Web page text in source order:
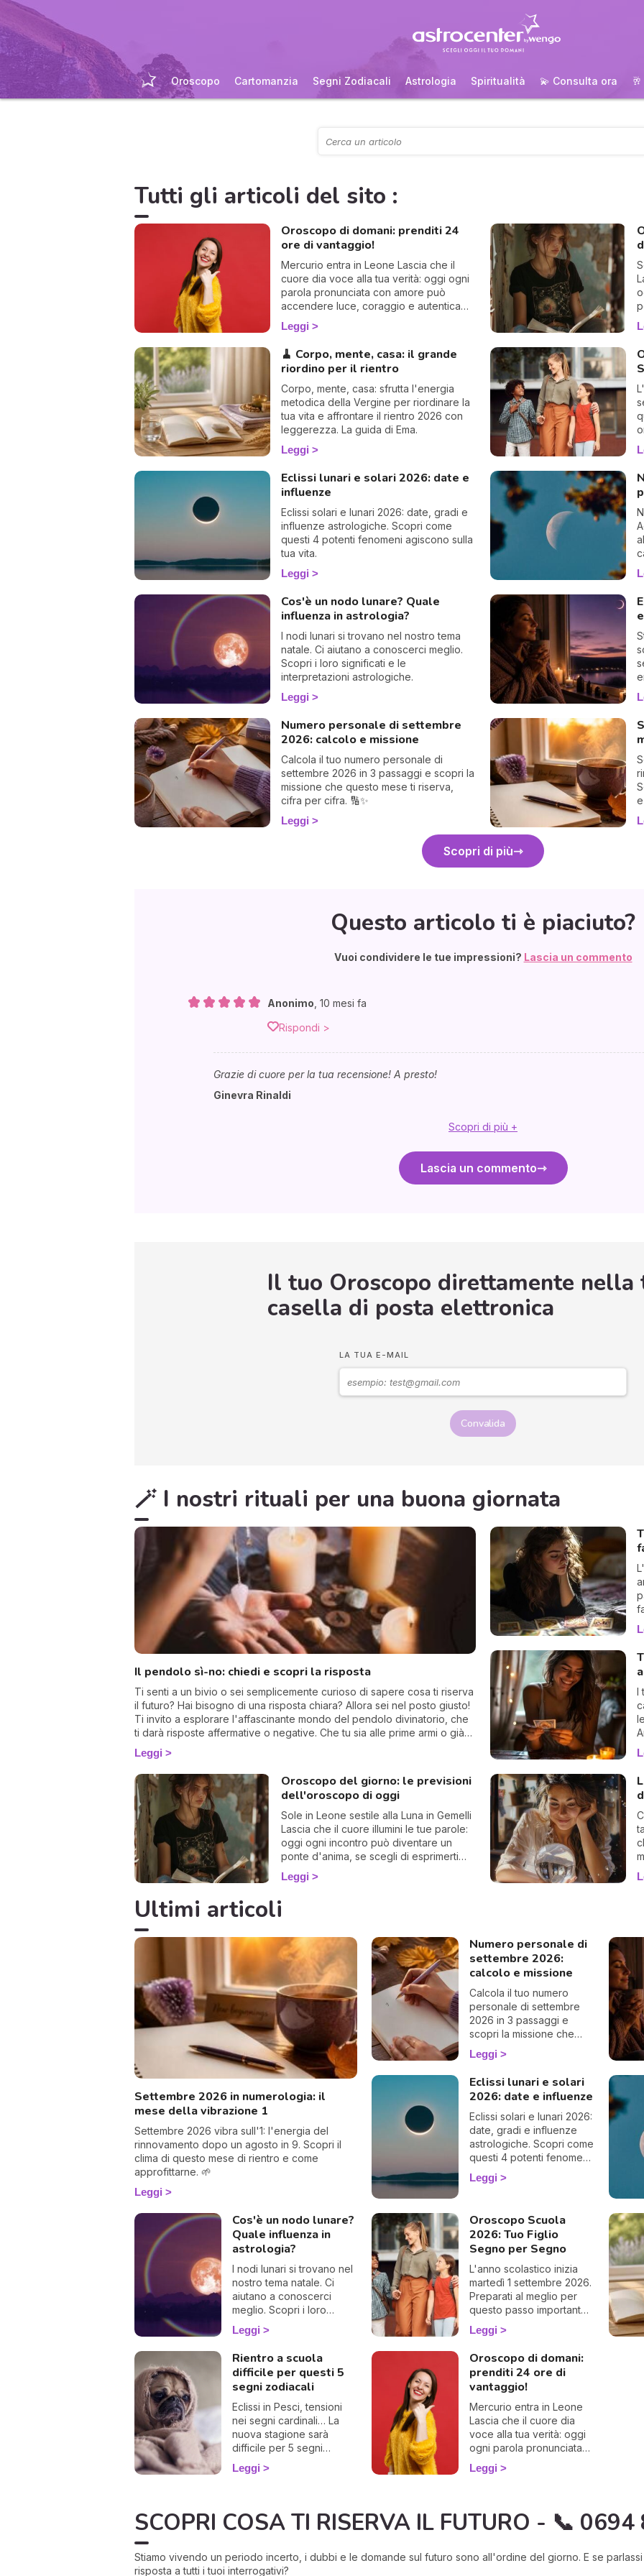
Oroscopo Cartomanzia Segni Zodiacali Astrologia Spiritualità 💫 Consulta ora
Tutti gli articoli del sito :
Oroscopo di domani: prenditi 24
ore di vantaggio!
Mercurio entra in Leone Lascia che il
cuore dia voce alla tua verità: oggi ogni
parola pronunciata con amore può
accendere luce, coraggio e autentica
connessione.
Leggi
🧹 Corpo, mente, casa: il grande
riordino per il rientro
Corpo, mente, casa: sfrutta l'energia
metodica della Vergine per riordinare la
tua vita e affrontare il rientro 2026 con
leggerezza. La guida di Ema.
Leggi
Eclissi lunari e solari 2026: date e
influenze
Eclissi solari e lunari 2026: date, gradi e
influenze astrologiche. Scopri come
questi 4 potenti fenomeni agiscono sulla
tua vita.
Leggi
Cos'è un nodo lunare? Quale
influenza in astrologia?
I nodi lunari si trovano nel nostro tema
natale. Ci aiutano a conoscerci meglio.
Scopri i loro significati e le
interpretazioni astrologiche.
Leggi
Numero personale di settembre
2026: calcolo e missione
Calcola il tuo numero personale di
settembre 2026 in 3 passaggi e scopri la
missione che questo mese ti riserva,
cifra per cifra. 🔢✨
Leggi
Scopri di più
Questo articolo ti è piaciuto?
Vuoi condividere le tue impressioni? Lascia un commento
Anonimo 10 mesi fa
Rispondi >
Grazie di cuore per la tua recensione! A presto!
Ginevra Rinaldi
Scopri di più +
Lascia un commento
Il tuo Oroscopo direttamente nella
casella di posta elettronica
LA TUA E-MAIL
Convalida
🪄 I nostri rituali per una buona giornata
Il pendolo sì-no: chiedi e scopri la risposta
Ti senti a un bivio o sei semplicemente curioso di sapere cosa ti riserva
il futuro? Hai bisogno di una risposta chiara? Allora sei nel posto giusto!
Ti invito a esplorare l'affascinante mondo del pendolo divinatorio, che
ti darà risposte affermative o negative. Che tu sia alle prime armi o già
un devoto, potrebbe illuminarti in modo sorprendente.
Leggi
I
Oroscopo del giorno: le previsioni
dell'oroscopo di oggi
Sole in Leone sestile alla Luna in Gemelli
Lascia che il cuore illumini le tue parole:
oggi ogni incontro può diventare un
ponte d'anima, se scegli di esprimerti
con gioia e autenticità.
Leggi
Ultimi articoli
Settembre 2026 in numerologia: il
mese della vibrazione 1
Settembre 2026 vibra sull'1: l'energia del
rinnovamento dopo un agosto in 9. Scopri il
clima di questo mese di rientro e come
approfittarne. 🌱
Leggi
Numero personale di
settembre 2026:
calcolo e missione
Calcola il tuo numero
personale di settembre
2026 in 3 passaggi e
scopri la missione che
questo mese ti riserva,
cifra per cifra. 🔢✨
Leggi
Eclissi lunari e solari
2026: date e influenze
Eclissi solari e lunari 2026:
date, gradi e influenze
astrologiche. Scopri come
questi 4 potenti fenomeni
agiscono sulla tua vita.
Leggi
Cos'è un nodo lunare?
Quale influenza in
astrologia?
I nodi lunari si trovano nel
nostro tema natale. Ci
aiutano a conoscerci
meglio. Scopri i loro
significati e le
interpretazioni
Leggi
Oroscopo Scuola
2026: Tuo Figlio
Segno per Segno
L'anno scolastico inizia
martedì 1 settembre 2026.
Preparati al meglio per
questo passo importante
con il nostro oroscopo
speciale dedicato al
Leggi
Rientro a scuola
difficile per questi 5
segni zodiacali
Eclissi in Pesci, tensioni
nei segni cardinali… La
nuova stagione sarà
difficile per 5 segni
zodiacali. L'astrologo
svela quali sono e come
Leggi
Oroscopo di domani:
prenditi 24 ore di
vantaggio!
Mercurio entra in Leone
Lascia che il cuore dia
voce alla tua verità: oggi
ogni parola pronunciata
con amore può
accendere luce, coraggio
Leggi
SCOPRI COSA TI RISERVA IL FUTURO - 📞
Stiamo vivendo un periodo incerto, i dubbi e le domande sul futuro sono all'ordine del giorno. E se
risposta a tutti i tuoi interrogativi?